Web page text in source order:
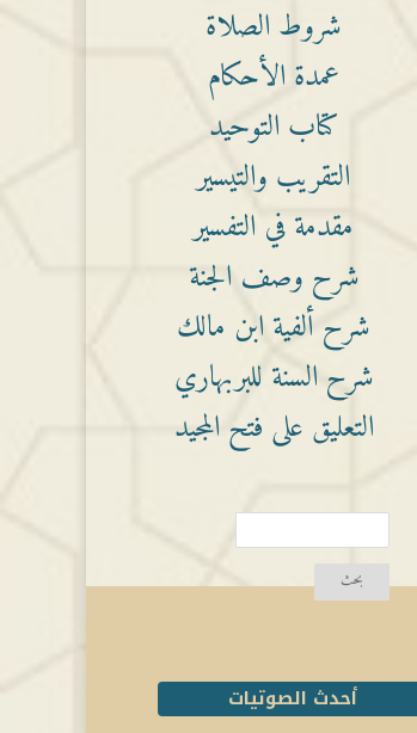
شروط الصلاة
عمدة الأحكام
كتاب التوحيد
التقريب والتيسير
مقدمة في التفسير
شرح وصف الجنة
شرح ألفية ابن مالك
شرح السنة للبربهاري
التعليق على فتح المجيد
أحدث الصوتيات